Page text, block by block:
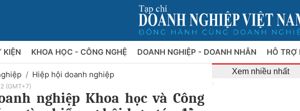
KHOA HỌC - CÔNG NGHỆ DOANH NGHIỆP - DOANH NHÂN HỖ TRỢ
Hiệp hội doanh nghiệp
(GMT+7)
nghiệp Khoa học và Công
Xem nhiều nhất